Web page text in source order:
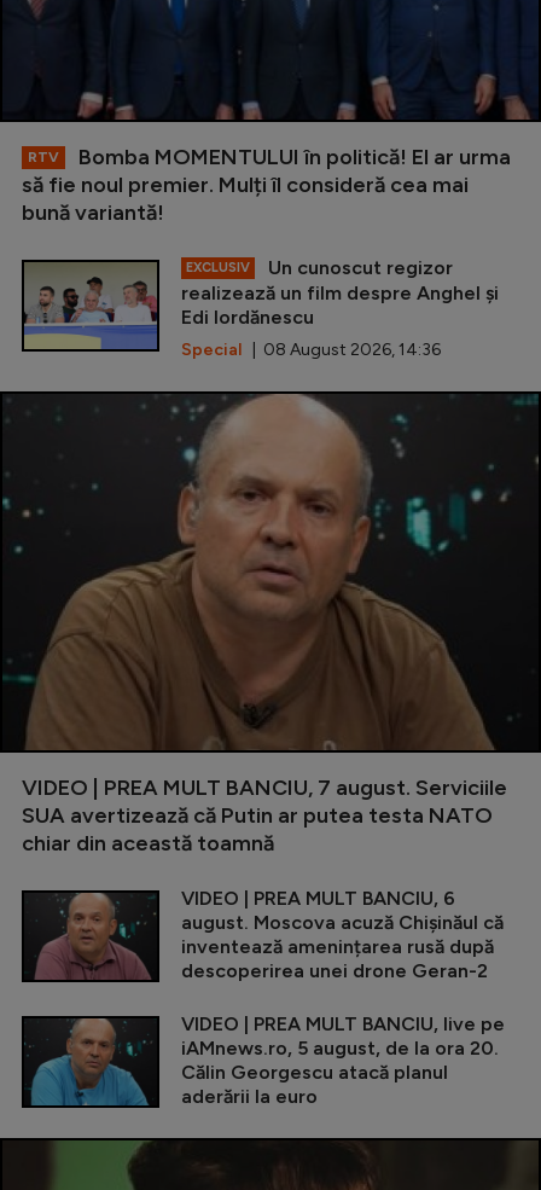
RTV
Bomba MOMENTULUI în politică! El ar urma
să fie noul premier. Mulți îl consideră cea mai
bună variantă!
EXCLUSIV
Un cunoscut regizor
realizează un film despre Anghel și
Edi Iordănescu
Special | 08 August 2026, 14:36
VIDEO | PREA MULT BANCIU, 7 august. Serviciile
SUA avertizează că Putin ar putea testa NATO
chiar din această toamnă
VIDEO | PREA MULT BANCIU, 6
august. Moscova acuză Chișinăul că
inventează amenințarea rusă după
descoperirea unei drone Geran-2
VIDEO | PREA MULT BANCIU, live pe
iAMnews.ro, 5 august, de la ora 20.
Călin Georgescu atacă planul
aderării la euro